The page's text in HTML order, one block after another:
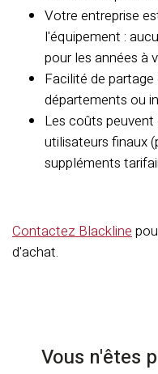
Votre entreprise
l'équipement :
pour les années à
Facilité de
départements ou
Les coûts
utilisateurs finaux
suppléments
Contactez Blackline
d'achat.
Vous n'êtes